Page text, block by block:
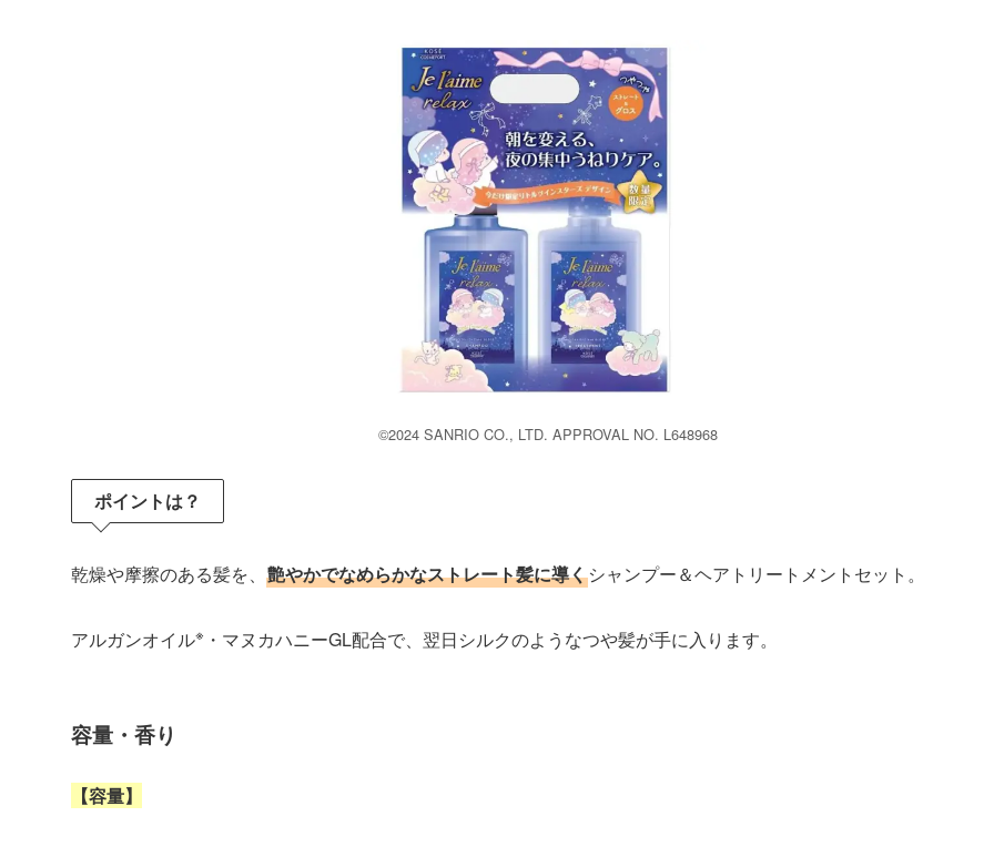
©2024 SANRIO CO., LTD. APPROVAL NO. L648968
ポイントは？
乾燥や摩擦のある髪を、 艶やかでなめらかなストレート髪に導くシャンプー＆ヘアトリートメントセット。
アルガンオイル※ ・マヌカハニーGL配合で、翌日シルクのようなつや髪が手に入ります。
容量・香り
【容量】